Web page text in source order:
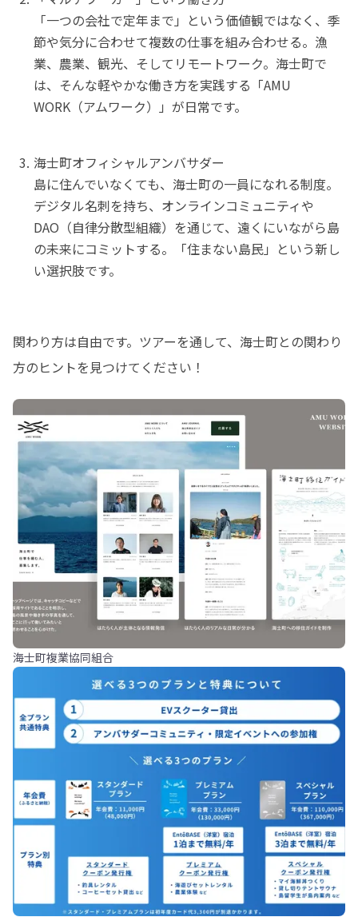
「一つの会社で定年まで」という価値観ではなく、季
節や気分に合わせて複数の仕事を組み合わせる。漁
業、農業、観光、そしてリモートワーク。海士町で
は、そんな軽やかな働き方を実践する「AMU
WORK（アムワーク）」が日常です。
海士町オフィシャルアンバサダー
島に住んでいなくても、海士町の一員になれる制度。
デジタル名刺を持ち、オンラインコミュニティや
DAO（自律分散型組織）を通じて、遠くにいながら島
の未来にコミットする。「住まない島民」という新し
い選択肢です。
関わり方は自由です。ツアーを通して、海士町との関わり
方のヒントを見つけてください！
海士町複業協同組合